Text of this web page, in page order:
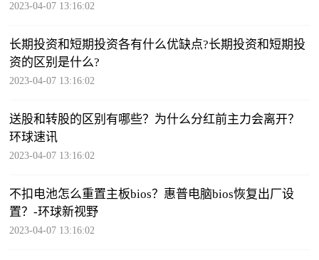
2023-04-07 13:16:02
长期投资和短期投资各有什么优缺点?长期投资和短期投
资的区别是什么?
2023-04-07 13:16:02
送股和转股的区别有哪些？为什么分红前主力会离开？
环球速讯
2023-04-07 13:16:02
不扣电池怎么重置主板bios？惠普电脑bios恢复出厂设
置？-环球新视野
2023-04-07 13:16:02